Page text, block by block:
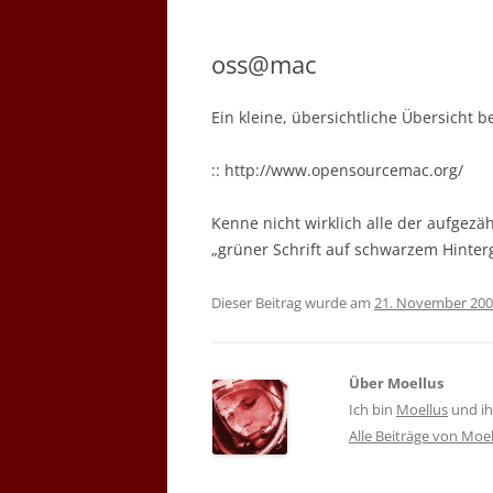
oss@mac
Ein kleine, übersichtliche Übersicht
:: http://www.opensourcemac.org/
Kenne nicht wirklich alle der
„grüner Schrift auf schwarzem
Dieser Beitrag wurde am 21. November
Über Moellus
Ich bin Moellus und
Alle Beiträge von